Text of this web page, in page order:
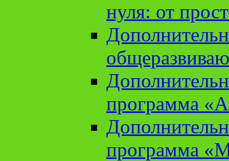
нуля: от
программа
программа